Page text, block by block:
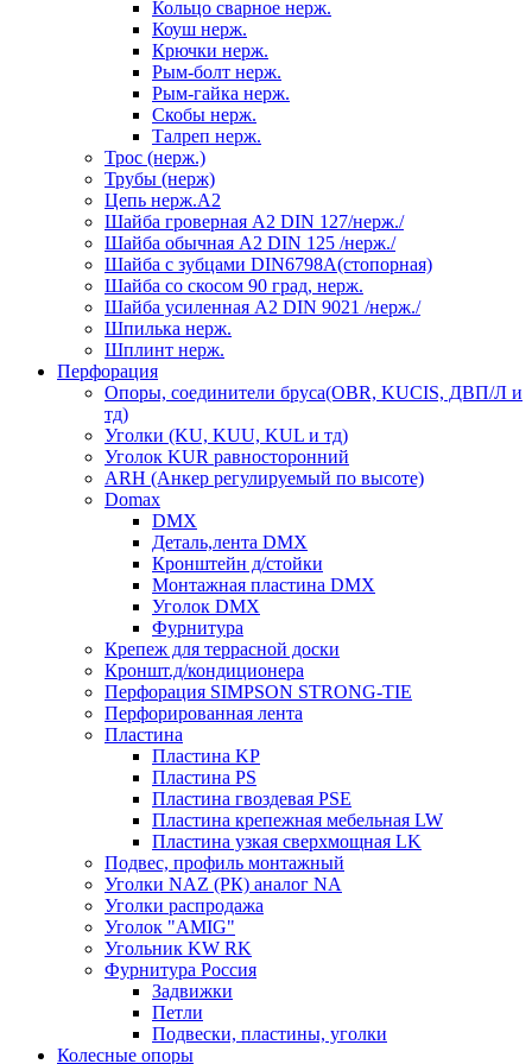
Кольцо сварное нерж.
Коуш нерж.
Крючки нерж.
Рым-болт нерж.
Рым-гайка нерж.
Скобы нерж.
Талреп нерж.
Трос (нерж.)
Трубы (нерж)
Цепь нерж.А2
Шайба гроверная А2 DIN 127/нерж./
Шайба обычная А2 DIN 125 /нерж./
Шайба с зубцами DIN6798А(стопорная)
Шайба со скосом 90 град, нерж.
Шайба усиленная А2 DIN 9021 /нерж./
Шпилька нерж.
Шплинт нерж.
Перфорация
Опоры, соединители бруса(OBR, KUCIS, ДВП/Л и
тд)
Уголки (KU, KUU, KUL и тд)
Уголок KUR равносторонний
ARH (Анкер регулируемый по высоте)
Domax
DMX
Деталь,лента DMX
Кронштейн д/стойки
Монтажная пластина DMX
Уголок DMX
Фурнитура
Крепеж для террасной доски
Кроншт.д/кондиционера
Перфорация SIMPSON STRONG-TIE
Перфорированная лента
Пластина
Пластина KP
Пластина PS
Пластина гвоздевая PSE
Пластина крепежная мебельная LW
Пластина узкая сверхмощная LK
Подвес, профиль монтажный
Уголки NAZ (РК) аналог NA
Уголки распродажа
Уголок "AMIG"
Угольник KW RK
Фурнитура Россия
Задвижки
Петли
Подвески, пластины, уголки
Колесные опоры